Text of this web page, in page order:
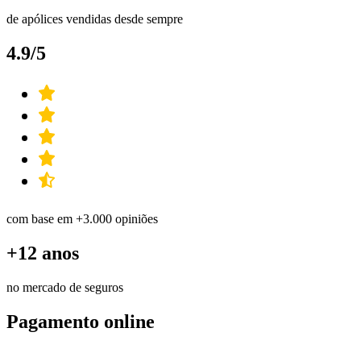
de apólices vendidas desde sempre
4.9/5
com base em +3.000 opiniões
+12 anos
no mercado de seguros
Pagamento online